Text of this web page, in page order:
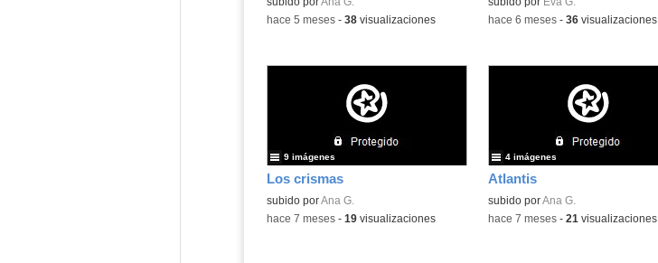
-hace 5 meses- 38visualizaciones -hace 6 meses- 36visualizaciones
Los crismas
subido porAna G.
9 imágenes
-hace 7 meses- 19visualizaciones
Atlantis
subido porAna G.
4 imágenes
-hace 7 meses- 21 visualizaciones